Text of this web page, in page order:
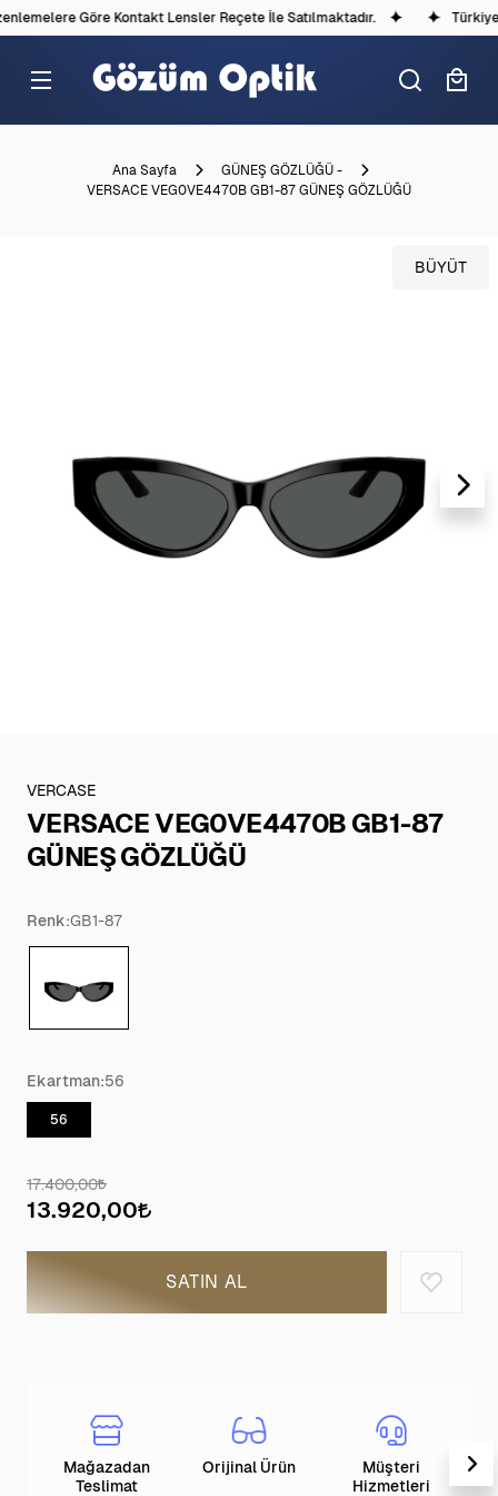
Göre Kontakt Lensler Reçete İle Satılmaktadır.
Ana Sayfa
GÜNEŞ GÖZLÜĞÜ -
VERSACE VEG0VE4470B GB1-87 GÜNEŞ GÖZLÜĞÜ
BÜYÜT
VERCASE
VERSACE VEG0VE4470B GB1-87
GÜNEŞ GÖZLÜĞÜ
Renk:GB1-87
Ekartman:56
56
17.400,00
13.920,00
SATIN AL
Mağazadan
Teslimat
Orijinal Ürün
Müşteri
Hizmetleri